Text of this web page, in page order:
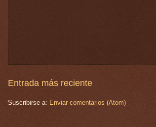
Entrada más reciente
Suscribirse a: Enviar comentarios (Atom)